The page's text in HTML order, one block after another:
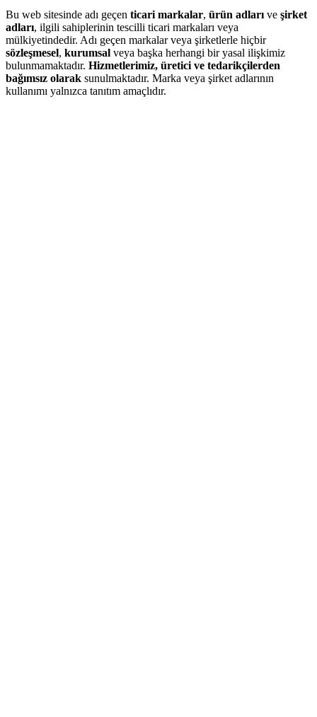
Bu web sitesinde adı geçen ticari markalar, ürün adları ve şirket
adları, ilgili sahiplerinin tescilli ticari markaları veya
mülkiyetindedir. Adı geçen markalar veya şirketlerle hiçbir
sözleşmesel, kurumsal veya başka herhangi bir yasal ilişkimiz
bulunmamaktadır. Hizmetlerimiz, üretici ve tedarikçilerden
bağımsız olarak sunulmaktadır. Marka veya şirket adlarının
kullanımı yalnızca tanıtım amaçlıdır.